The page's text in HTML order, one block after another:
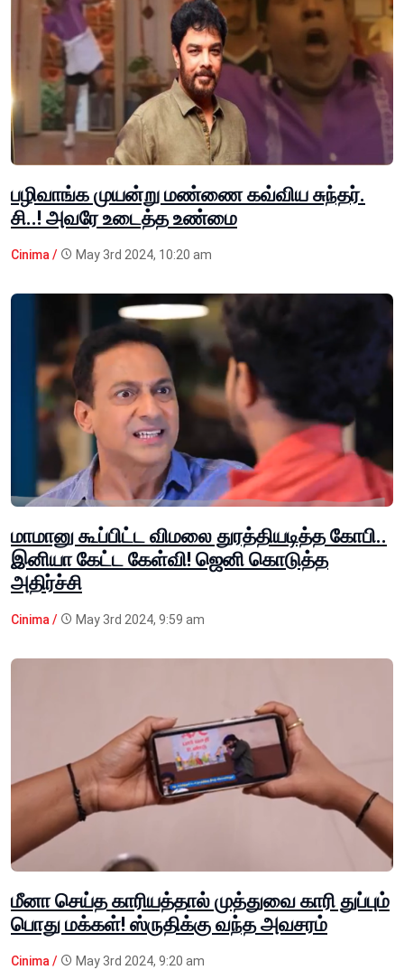
பழிவாங்க முயன்று மண்ணை கவ்விய சுந்தர்.
சி..! அவரே உடைத்த உண்மை
Cinima / May 3rd 2024, 10:20 am
மாமானு கூப்பிட்ட விமலை துரத்தியடித்த கோபி..
இனியா கேட்ட கேள்வி! ஜெனி கொடுத்த
அதிர்ச்சி
Cinima / May 3rd 2024, 9:59 am
மீனா செய்த காரியத்தால் முத்துவை காரி துப்பும்
பொது மக்கள்! ஸ்ருதிக்கு வந்த அவசரம்
Cinima / May 3rd 2024, 9:20 am